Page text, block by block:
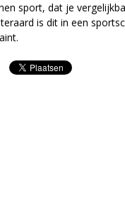
sport, dat je
is dit in een